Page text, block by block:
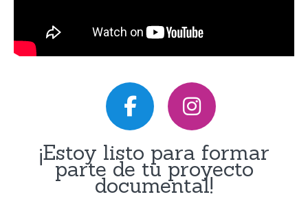
¡Estoy listo para formar
parte de tu proyecto
documental!